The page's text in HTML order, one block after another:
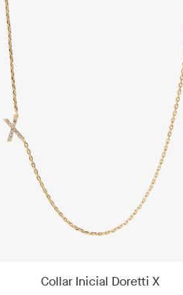
Collar Inicial Doretti X